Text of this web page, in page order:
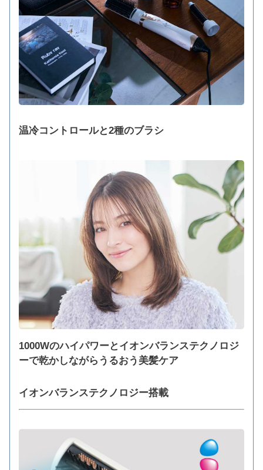
温冷コントロールと2種のブラシ
1000Wのハイパワーとイオンバランステクノロジ
ーで乾かしながらうるおう美髪ケア
イオンバランステクノロジー搭載